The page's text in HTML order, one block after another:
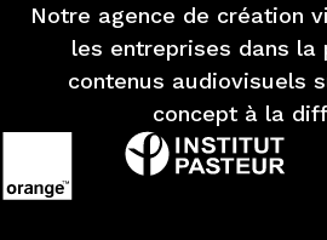
Notre agence de création
les entreprises dans la
contenus audiovisuels
concept à la